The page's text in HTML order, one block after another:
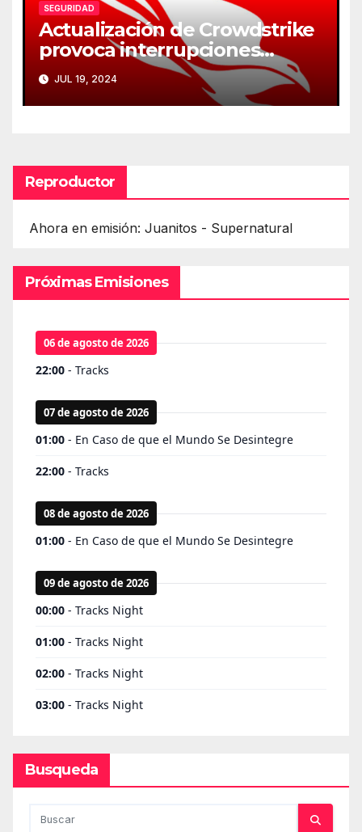
SEGURIDAD
Actualización de Crowdstrike
provoca interrupciones
masivas en servicios críticos
JUL 19, 2024
Reproductor
Ahora en emisión: Juanitos - Supernatural
Próximas Emisiones
Busqueda